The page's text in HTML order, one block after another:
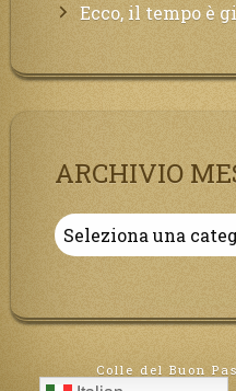
Ecco, il tempo è giunto all’unione del
ARCHIVIO
Archivio
Messaggi
Colle del Buon